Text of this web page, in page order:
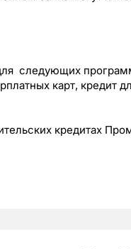
следующих
карт, кредит
кредитах